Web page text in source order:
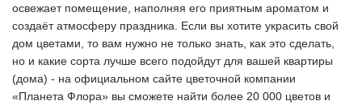
освежает помещение, наполняя его приятным ароматом и
создаёт атмосферу праздника. Если вы хотите украсить свой
дом цветами, то вам нужно не только знать, как это сделать,
но и какие сорта лучше всего подойдут для вашей квартиры
(дома) - на официальном сайте цветочной компании
«Планета Флора» вы сможете найти более 20 000 цветов и